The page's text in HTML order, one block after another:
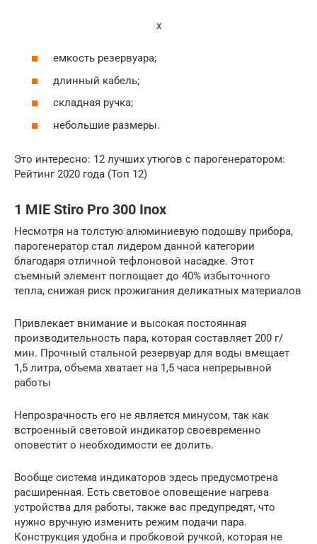
x
емкость резервуара;
длинный кабель;
складная ручка;
небольшие размеры.
Это интересно: 12 лучших утюгов с парогенератором:
Рейтинг 2020 года (Топ 12)
1 MIE Stiro Pro 300 Inox
Несмотря на толстую алюминиевую подошву прибора,
парогенератор стал лидером данной категории
благодаря отличной тефлоновой насадке. Этот
съемный элемент поглощает до 40% избыточного
тепла, снижая риск прожигания деликатных материалов
Привлекает внимание и высокая постоянная
производительность пара, которая составляет 200 г/
мин. Прочный стальной резервуар для воды вмещает
1,5 литра, объема хватает на 1,5 часа непрерывной
работы
Непрозрачность его не является минусом, так как
встроенный световой индикатор своевременно
оповестит о необходимости ее долить.
Вообще система индикаторов здесь предусмотрена
расширенная. Есть световое оповещение нагрева
устройства для работы, также вас предупредят, что
нужно вручную изменить режим подачи пара.
Конструкция удобна и пробковой ручкой, которая не